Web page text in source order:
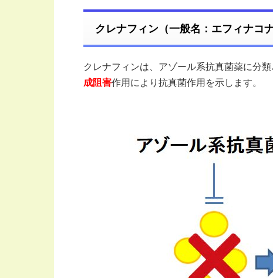
クレナフィン（一般名：エフィナコ
クレナフィンは、アゾール系抗真菌薬に分
成阻害作用により抗真菌作用を示します。